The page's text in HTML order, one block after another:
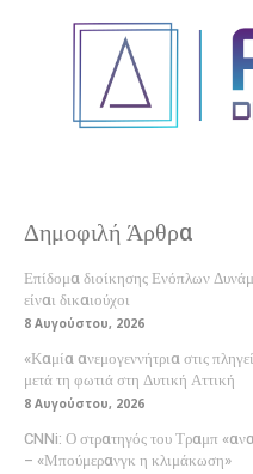
Δημοφιλή Άρθρα
Επίδομα διοίκησης Ενόπλων
είναι δικαιούχοι
8 Αυγούστου, 2026
«Καμία ανεμογεννήτρια στις
μετά τη φωτιά στη Δυτική Αττική
8 Αυγούστου, 2026
CNNi: Ο στρατηγός του Τραμπ
– «Μπούμερανγκ η κλιμάκωση»